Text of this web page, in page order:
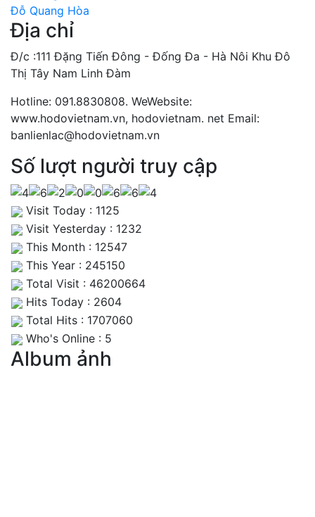
Đỗ Quang Hòa
Địa chỉ
Đ/c :111 Đặng Tiến Đông - Đống Đa - Hà Nôi Khu Đô
Thị Tây Nam Linh Đàm
Hotline: 091.8830808. WeWebsite:
www.hodovietnam.vn, hodovietnam. net Email:
banlienlac@hodovietnam.vn
Số lượt người truy cập
Visit Today : 1125
Visit Yesterday : 1232
This Month : 12547
This Year : 245150
Total Visit : 46200664
Hits Today : 2604
Total Hits : 1707060
Who's Online : 5
Album ảnh